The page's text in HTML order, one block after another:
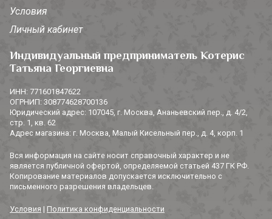
Условия
Личный кабинет
Индивидуальный предприниматель Котерис
Татьяна Георгиевна
ИНН: 771601847622
ОГРНИП: 308774628700136
Юридический адрес: 107045, г. Москва, Ананьевский пер., д. 4/2,
стр. 1, кв. 62
Адрес магазина: г. Москва, Малый Кисельный пер., д. 4, корп. 1
Вся информация на сайте носит справочный характер и не
является публичной офертой, определяемой статьей 437 ГК РФ.
Копирование материалов допускается исключительно с
письменного разрешения владельцев.
Условия | Политика конфиденциальности